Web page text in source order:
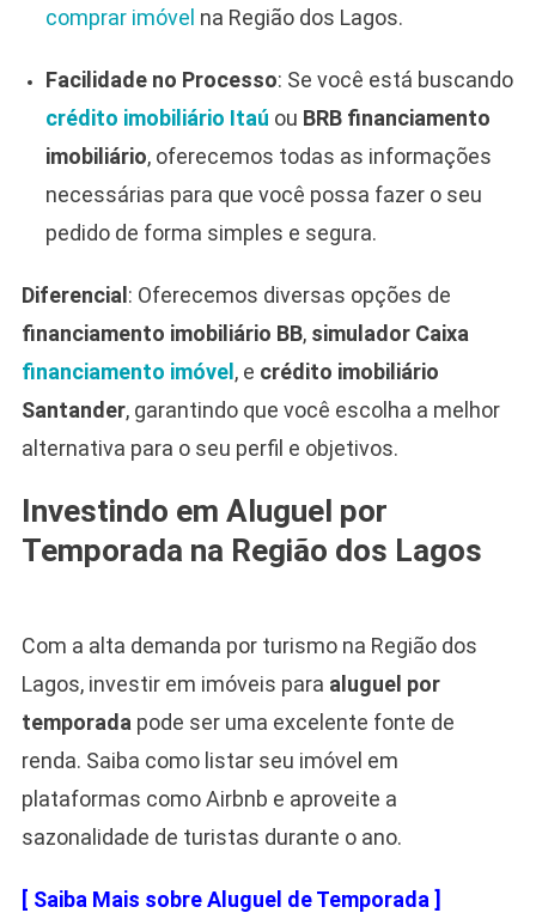
comprar imóvel na Região dos Lagos.
Facilidade no Processo: Se você está buscando
crédito imobiliário Itaú ou BRB financiamento
imobiliário, oferecemos todas as informações
necessárias para que você possa fazer o seu
pedido de forma simples e segura.
Diferencial : Oferecemos diversas opções de
financiamento imobiliário BB, simulador Caixa
financiamento imóvel , e crédito imobiliário
Santander, garantindo que você escolha a melhor
alternativa para o seu perfil e objetivos.
Investindo em Aluguel por
Temporada na Região dos Lagos
Com a alta demanda por turismo na Região dos
Lagos, investir em imóveis para aluguel por
temporada pode ser uma excelente fonte de
renda. Saiba como listar seu imóvel em
plataformas como Airbnb e aproveite a
sazonalidade de turistas durante o ano.
[ Saiba Mais sobre Aluguel de Temporada ]